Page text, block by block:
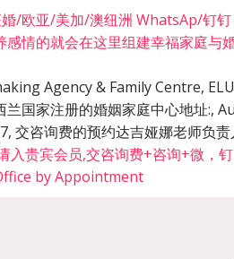
/欧亚/美加/澳纽洲 WhatsAp/钉钉
情的就会在这里组建幸福家庭与
Agency & Family Centre,
国家注册的婚姻家庭中心地址:,
交咨询费的预约达吉娅娜老师负
入贵宾会员,交咨询费+咨询+微
by Appointment